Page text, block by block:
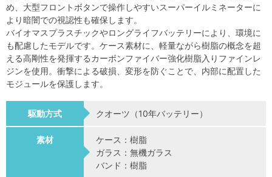
め、大型フロントボタンで操作しやすいスーパーイルミネーターに
より暗闇での視認性も確保します。
バイオマスプラスチックやロングライフバッテリーにより、環境に
も配慮したモデルです。ケース素材に、軽量ながら樹脂の概念を超
える高剛性を発揮するカーボンファイバー強化樹脂入りファインレ
ジンを使用。衝撃による破損、変形を防ぐことで、内部に配置した
モジュールを保護します。
駆動方式 クオーツ（10年バッテリー）
素材
ケース：樹脂
ガラス：無機ガラス
バンド：樹脂